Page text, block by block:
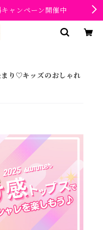
ャンペーン開催中
り♡キッズのおしゃれ